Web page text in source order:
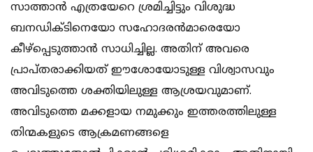
സാത്താൻ എത്രയേറെ ശ്രമിച്ചിട്ടും വിശുദ്ധ
ബനഡിക്ടിനെയോ സഹോദരൻമാരെയോ
കീഴ്പ്പെടുത്താൻ സാധിച്ചില്ല. അതിന് അവരെ
പ്രാപ്തരാക്കിയത് ഈശോയോടുള്ള വിശ്വാസവും
അവിടുത്തെ ശക്തിയിലുള്ള ആശ്രയവുമാണ്.
അവിടുത്തെ മക്കളായ നമുക്കും ഇത്തരത്തിലുള്ള
തിന്മകളുടെ ആക്രമണങ്ങളെ